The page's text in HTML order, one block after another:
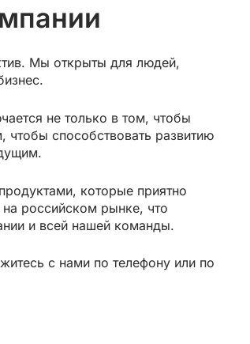
Мы открыты для людей,
не только в том, чтобы
чтобы способствовать развитию
которые приятно
российском рынке, что
и всей нашей команды.
с нами по телефону или по